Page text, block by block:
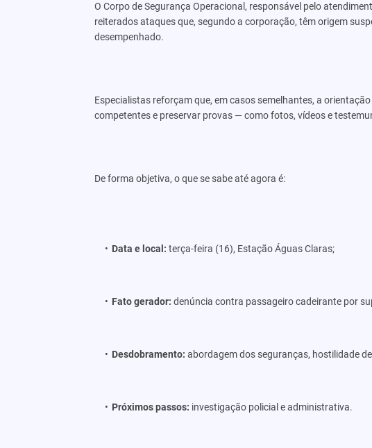
O Corpo de Segurança Operacional, responsável pelo
reiterados ataques que, segundo a corporação, têm origem
desempenhado.
Especialistas reforçam que, em casos semelhantes, a
competentes e preservar provas — como fotos, vídeos e
De forma objetiva, o que se sabe até agora é:
Data e local: terça-feira (16), Estação Águas Claras;
Fato gerador: denúncia contra passageiro cadeirante por
Desdobramento: abordagem dos seguranças, hostilidade
Próximos passos: investigação policial e administrativa.